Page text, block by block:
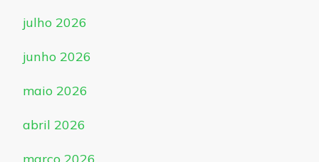
julho 2026
junho 2026
maio 2026
abril 2026